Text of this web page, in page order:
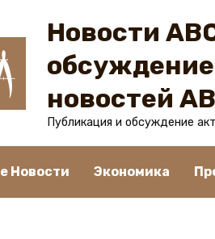
Новости
новостей
Публикация и обсуждение
Новости Экономика